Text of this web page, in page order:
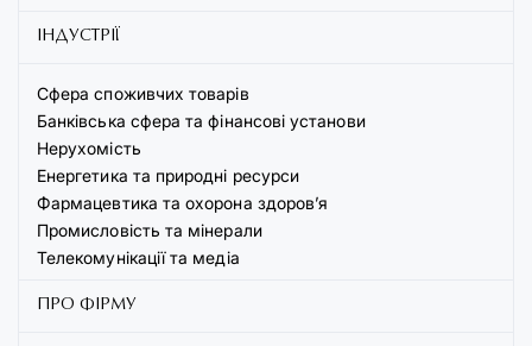
ІНДУСТРІЇ
Сфера споживчих товарів
Банківська сфера та фінансові установи
Нерухомість
Енергетика та природні ресурси
Фармацевтика та охорона здоров’я
Промисловість та мінерали
Телекомунікації та медіа
ПРО ФІРМУ